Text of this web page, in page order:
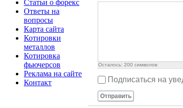
Статьи о форекс
Ответы на
вопросы
Карта сайта
Котировки
металлов
Котировка
фьючерсов
Реклама на сайте
Контакт
Осталось: 200 символов
Подписаться на
Отправить